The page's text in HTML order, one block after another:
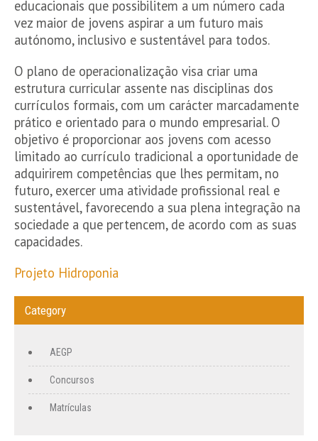
educacionais que possibilitem a um número cada
vez maior de jovens aspirar a um futuro mais
autónomo, inclusivo e sustentável para todos.
O plano de operacionalização visa criar uma
estrutura curricular assente nas disciplinas dos
currículos formais, com um carácter marcadamente
prático e orientado para o mundo empresarial. O
objetivo é proporcionar aos jovens com acesso
limitado ao currículo tradicional a oportunidade de
adquirirem competências que lhes permitam, no
futuro, exercer uma atividade profissional real e
sustentável, favorecendo a sua plena integração na
sociedade a que pertencem, de acordo com as suas
capacidades.
Projeto Hidroponia
Category
AEGP
Concursos
Matrículas